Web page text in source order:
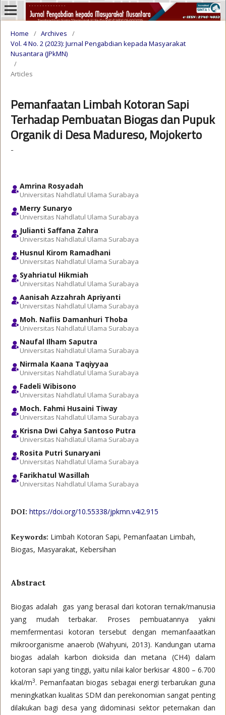
Home / Archives
/
Vol. 4 No. 2 (2023): Jurnal Pengabdian kepada Masyarakat
Nusantara (JPkMN)
/
Articles
Pemanfaatan Limbah Kotoran Sapi
Terhadap Pembuatan Biogas dan Pupuk
Organik di Desa Madureso, Mojokerto
-
Amrina Rosyadah
Universitas Nahdlatul Ulama Surabaya
Merry Sunaryo
Universitas Nahdlatul Ulama Surabaya
Julianti Saffana Zahra
Universitas Nahdlatul Ulama Surabaya
Husnul Kirom Ramadhani
Universitas Nahdlatul Ulama Surabaya
Syahriatul Hikmiah
Universitas Nahdlatul Ulama Surabaya
Aanisah Azzahrah Apriyanti
Universitas Nahdlatul Ulama Surabaya
Moh. Nafiis Damanhuri Thoba
Universitas Nahdlatul Ulama Surabaya
Naufal Ilham Saputra
Universitas Nahdlatul Ulama Surabaya
Nirmala Kaana Taqiyyaa
Universitas Nahdlatul Ulama Surabaya
Fadeli Wibisono
Universitas Nahdlatul Ulama Surabaya
Moch. Fahmi Husaini Tiway
Universitas Nahdlatul Ulama Surabaya
Krisna Dwi Cahya Santoso Putra
Universitas Nahdlatul Ulama Surabaya
Rosita Putri Sunaryani
Universitas Nahdlatul Ulama Surabaya
Farikhatul Wasillah
Universitas Nahdlatul Ulama Surabaya
DOI: https://doi.org/10.55338/jpkmn.v4i2.915
Keywords: Limbah Kotoran Sapi, Pemanfaatan Limbah,
Biogas, Masyarakat, Kebersihan
Abstract
Biogas adalah gas yang berasal dari kotoran ternak/manusia
yang mudah terbakar. Proses pembuatannya yakni
memfermentasi kotoran tersebut dengan memanfaaatkan
mikroorganisme anaerob (Wahyuni, 2013). Kandungan utama
biogas adalah karbon dioksida dan metana (CH4) dalam
kotoran sapi yang tinggi, yaitu nilai kalor berkisar 4.800 – 6.700
kkal/m3. Pemanfaatan biogas sebagai energi terbarukan guna
meningkatkan kualitas SDM dan perekonomian sangat penting
dilakukan bagi desa yang didominasi sektor peternakan dan